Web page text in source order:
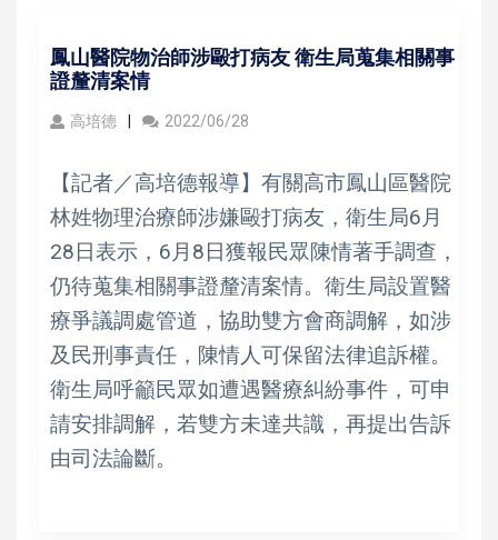
鳳山醫院物治師涉毆打病友 衛生局蒐集相關事
證釐清案情
高培德 2022/06/28
【記者／高培德報導】有關高市鳳山區醫院
林姓物理治療師涉嫌毆打病友，衛生局6月
28日表示，6月8日獲報民眾陳情著手調查，
仍待蒐集相關事證釐清案情。衛生局設置醫
療爭議調處管道，協助雙方會商調解，如涉
及民刑事責任，陳情人可保留法律追訴權。
衛生局呼籲民眾如遭遇醫療糾紛事件，可申
請安排調解，若雙方未達共識，再提出告訴
由司法論斷。